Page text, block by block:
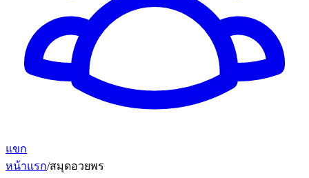
แขก
หน้าแรก/สมุดอวยพร